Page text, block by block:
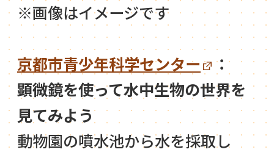
※画像はイメージです
京都市青少年科学センター
：
顕微鏡を使って水中生物の世界を
見てみよう
動物園の噴水池から水を採取し